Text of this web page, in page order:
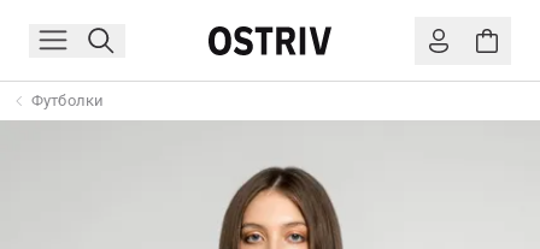
Футболки